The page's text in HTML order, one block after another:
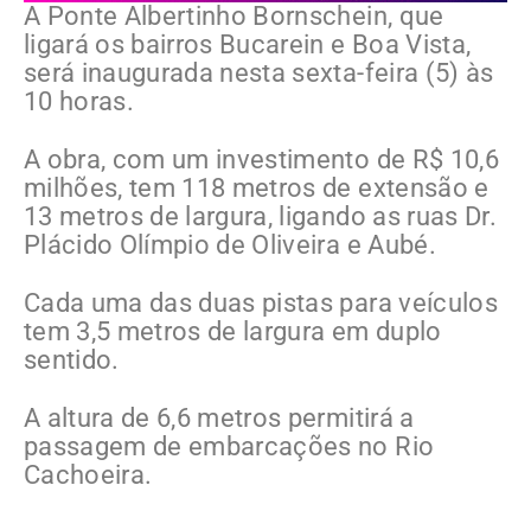
A Ponte Albertinho Bornschein, que
ligará os bairros Bucarein e Boa Vista,
será inaugurada nesta sexta-feira (5) às
10 horas.
A obra, com um investimento de R$ 10,6
milhões, tem 118 metros de extensão e
13 metros de largura, ligando as ruas Dr.
Plácido Olímpio de Oliveira e Aubé.
Cada uma das duas pistas para veículos
tem 3,5 metros de largura em duplo
sentido.
A altura de 6,6 metros permitirá a
passagem de embarcações no Rio
Cachoeira.